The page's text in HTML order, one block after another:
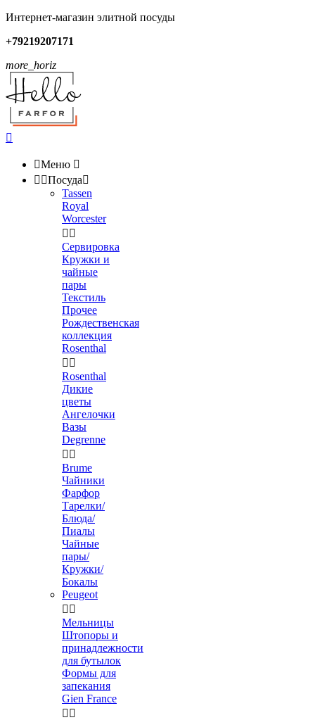
Интернет-магазин элитной посуды
+79219207171
more_horiz

Меню 
 Посуда
Tassen
Royal
Worcester
 
Сервировка
Кружки и
чайные
пары
Текстиль
Прочее
Рождественская
коллекция
Rosenthal
 
Rosenthal
Дикие
цветы
Ангелочки
Вазы
Degrenne
 
Brume
Чайники
Фарфор
Тарелки/
Блюда/
Пиалы
Чайные
пары/
Кружки/
Бокалы
Peugeot
 
Мельницы
Штопоры и
принадлежности
для бутылок
Формы для
запекания
Gien France
 